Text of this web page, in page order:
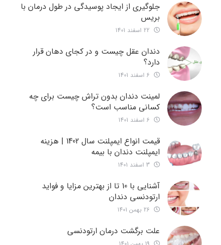
جلوگیری از ایجاد پوسیدگی در طول درمان با
بریس
دندان عقل چیست و در کجای دهان قرار
دارد؟
لمینت دندان بدون تراش چیست برای چه
کسانی مناسب است؟
قیمت انواع ایمپلنت سال 1402 | هزینه
ایمپلنت دندان با بیمه
آشنایی با 10 تا از بهترین مزایا و فواید
ارتودنسی دندان
علت برگشت درمان ارتودنسی